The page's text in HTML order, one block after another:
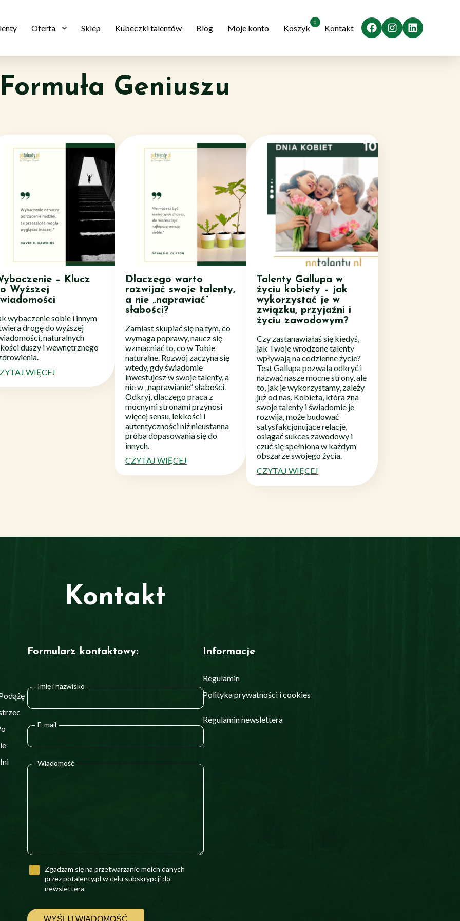
Oferta
expandSklep Kubeczki talentów Blog Moje konto Koszyk
0
Kontakt
FacebookInstagramLinkedIn
Formuła Geniuszu
– Klucz
Wyższej
wybaczenie sobie i innym
drogę do wyższej
naturalnych
duszy i wewnętrznego
WIĘCEJ
Dlaczego warto
rozwijać swoje talenty,
a nie „naprawiać”
słabości?
Zamiast skupiać się na tym, co
wymaga poprawy, naucz się
wzmacniać to, co w Tobie
naturalne. Rozwój zaczyna się
wtedy, gdy świadomie
inwestujesz w swoje talenty, a
nie w „naprawianie” słabości.
Odkryj, dlaczego praca z
mocnymi stronami przynosi
więcej sensu, lekkości i
autentyczności niż nieustanna
próba dopasowania się do
innych.
CZYTAJ WIĘCEJ
Talenty Gallupa w
życiu kobiety – jak
wykorzystać je w
związku, przyjaźni i
życiu zawodowym?
Czy zastanawiałaś się kiedyś,
jak Twoje wrodzone talenty
wpływają na codzienne życie?
Test Gallupa pozwala odkryć i
nazwać nasze mocne strony, ale
to, jak je wykorzystamy, zależy
już od nas. Kobieta, która zna
swoje talenty i świadomie je
rozwija, może budować
satysfakcjonujące relacje,
osiągać sukces zawodowy i
czuć się spełniona w każdym
obszarze swojego życia.
CZYTAJ WIĘCEJ
Kontakt
Formularz kontaktowy:
Imię i nazwisko
E-mail
Wiadomość
Zgadzam się na przetwarzanie moich danych
przez potalenty.pl w celu subskrypcji do
newslettera.
Informacje
Regulamin
Polityka prywatności i cookies
Regulamin newslettera